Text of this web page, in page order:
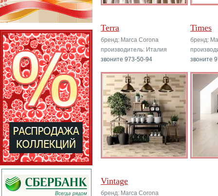
Terra
бренд: Marca Corona
производитель: Италия
звоните 973-50-94
Times
бренд:
звоните
Vintage
бренд: Marca Corona